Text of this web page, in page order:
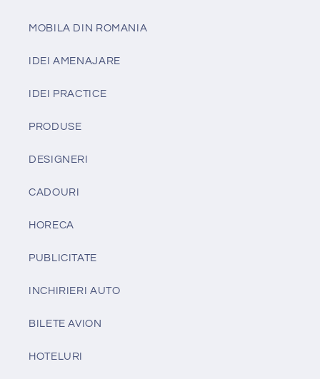
MOBILA DIN ROMANIA
IDEI AMENAJARE
IDEI PRACTICE
PRODUSE
DESIGNERI
CADOURI
HORECA
PUBLICITATE
INCHIRIERI AUTO
BILETE AVION
HOTELURI